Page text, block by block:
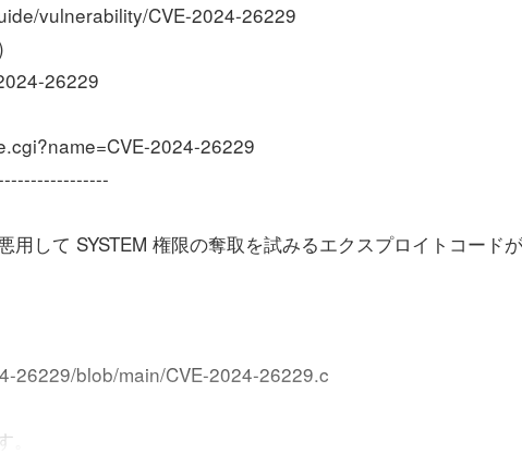
vulnerability/CVE-2024-26229
26229
2024-26229
して SYSTEM 権限の奪取を試みるエクスプロイトコード
blob/main/CVE-2024-26229.c